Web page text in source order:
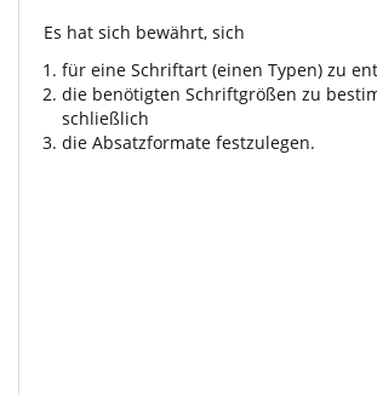
Es hat sich bewährt, sich
für eine Schriftart (einen Typen) zu
die benötigten Schriftgrößen zu
schließlich
die Absatzformate festzulegen.